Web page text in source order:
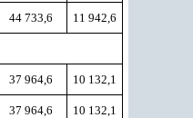
44 733,6 11 942,6
37 964,6 10 132,1
37 964,6 10 132,1